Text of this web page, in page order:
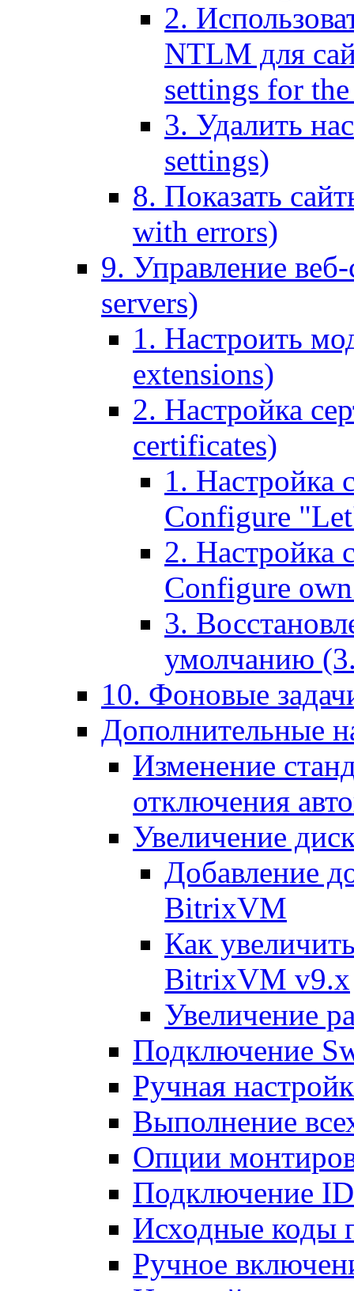
2.
NTLM для
settings for
3. Удалить
settings)
8. Показать
with errors)
9. Управление
servers)
1. Настроить
extensions)
2. Настройка
certificates)
1. Настройка
Configure
2. Настройка
Configure
3.
умолчанию
10. Фоновые
Дополнительные
Изменение
отключения
Увеличение
Добавление
BitrixVM
Как
BitrixVM v9.x
Увеличение
Подключение
Ручная
Выполнение
Опции
Подключение
Исходные коды
Ручное